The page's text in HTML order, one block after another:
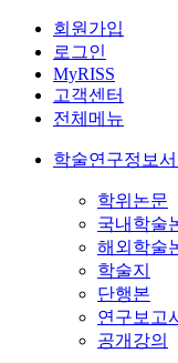
회원가입
로그인
MyRISS
고객센터
전체메뉴
학술연구정보
학위논문
국내학술
해외학술
학술지
단행본
연구보고
공개강의